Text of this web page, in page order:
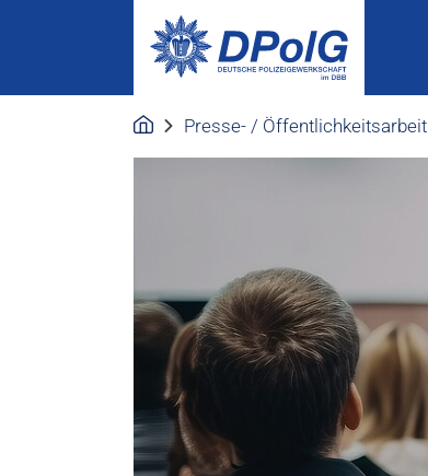
Presse- / Öffentlichkeitsarbeit